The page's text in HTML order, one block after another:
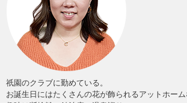
祇園のクラブに勤めている。
お誕生日にはたくさんの花が飾られるアットホーム